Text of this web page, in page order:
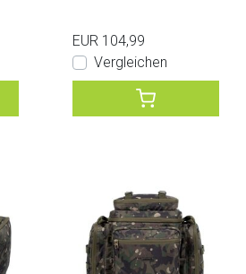
EUR 104,99
Vergleichen